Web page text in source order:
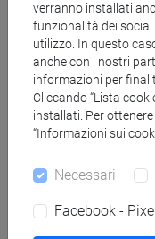
Corsi di
[FM10]
ETNOLOGIA,
magistrale
demo-etno-
[FM4]
percorso
verranno installati
funzionalità dei
utilizzo. In questo
anche con i nostri
informazioni per
Cliccando “Lista
installati. Per
“Informazioni sui
Necessari
Facebook -